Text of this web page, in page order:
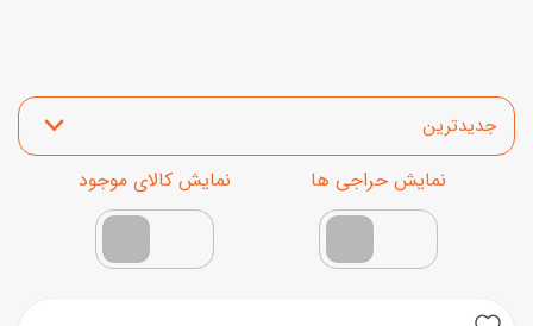
مرتب‌سازی محصولات